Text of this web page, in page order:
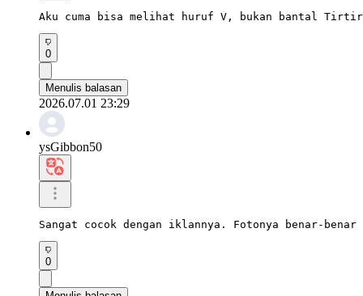
Aku cuma bisa melihat huruf V, bukan bantal
0
Menulis balasan
2026.07.01 23:29
ysGibbon50
Sangat cocok dengan iklannya. Fotonya benar-benar
0